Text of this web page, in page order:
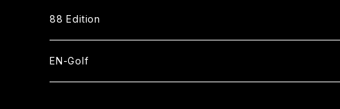
バッグ
EN=猿
長袖Tシャツ
パーカー
CAP
HAT
88 Edition
ベースボールシャツ
EN-Golf